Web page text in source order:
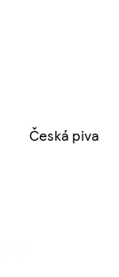
Česká piva